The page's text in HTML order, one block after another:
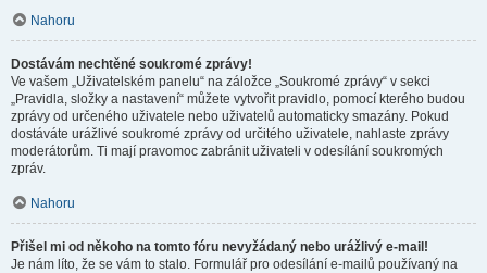
Nahoru
Dostávám nechtěné soukromé zprávy!
Ve vašem „Uživatelském panelu“ na záložce „Soukromé zprávy“ v sekci
„Pravidla, složky a nastavení“ můžete vytvořit pravidlo, pomocí kterého budou
zprávy od určeného uživatele nebo uživatelů automaticky smazány. Pokud
dostáváte urážlivé soukromé zprávy od určitého uživatele, nahlaste zprávy
moderátorům. Ti mají pravomoc zabránit uživateli v odesílání soukromých
zpráv.
Nahoru
Přišel mi od někoho na tomto fóru nevyžádaný nebo urážlivý e-mail!
Je nám líto, že se vám to stalo. Formulář pro odesílání e-mailů používaný na